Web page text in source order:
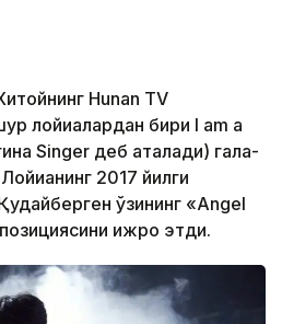
Hunan TV
лойиҳалардан бири I am a
Singer деб аталади) гала-
2017 йилги
ўзининг «Angel
ижро этди.